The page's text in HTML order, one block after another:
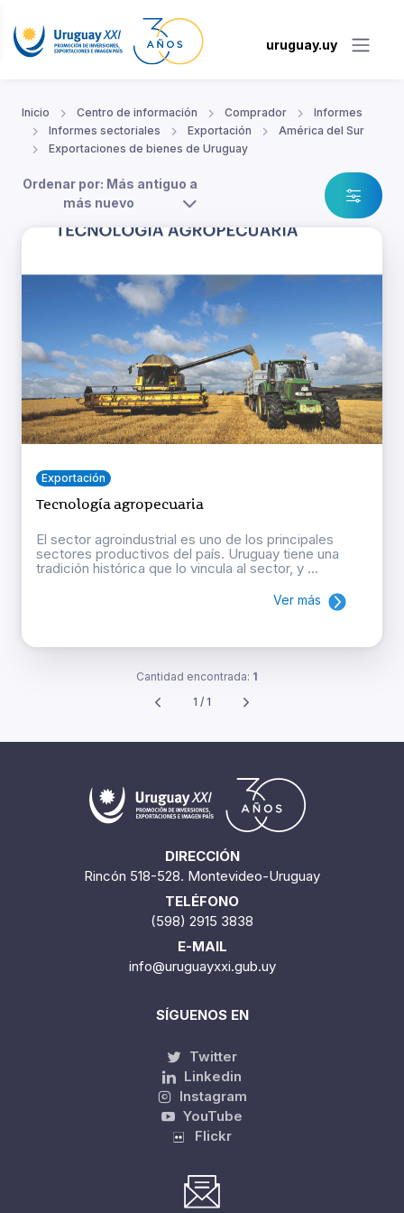
uruguay.uy
Inicio Centro de información Comprador
Informes
Informes sectoriales
Exportación
América del Sur
Exportaciones de bienes de Uruguay
Ordenar por: Más antiguo a
más nuevo
Exportación
Tecnología agropecuaria
El sector agroindustrial es uno de los principales
sectores productivos del país. Uruguay tiene una
tradición histórica que lo vincula al sector, y ...
Ver más
Cantidad encontrada: 1
1 / 1
DIRECCIÓN
Rincón 518-528. Montevideo-Uruguay
TELÉFONO
(598) 2915 3838
E-MAIL
info@uruguayxxi.gub.uy
SÍGUENOS EN
Twitter
Linkedin
Instagram
YouTube
Flickr